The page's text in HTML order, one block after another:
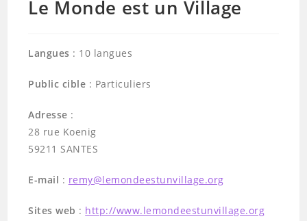
Le Monde est un Village
Langues : 10 langues
Public cible : Particuliers
Adresse :
28 rue Koenig
59211 SANTES
E-mail : remy@lemondeestunvillage.org
Sites web : http://www.lemondeestunvillage.org